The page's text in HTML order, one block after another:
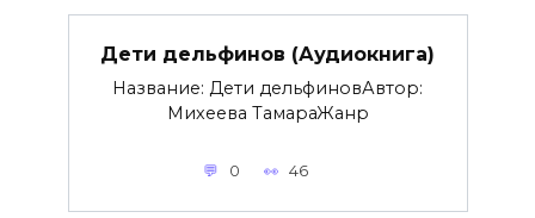
Дети дельфинов (Аудиокнига)
Название: Дети дельфиновАвтор:
Михеева ТамараЖанр
0 46